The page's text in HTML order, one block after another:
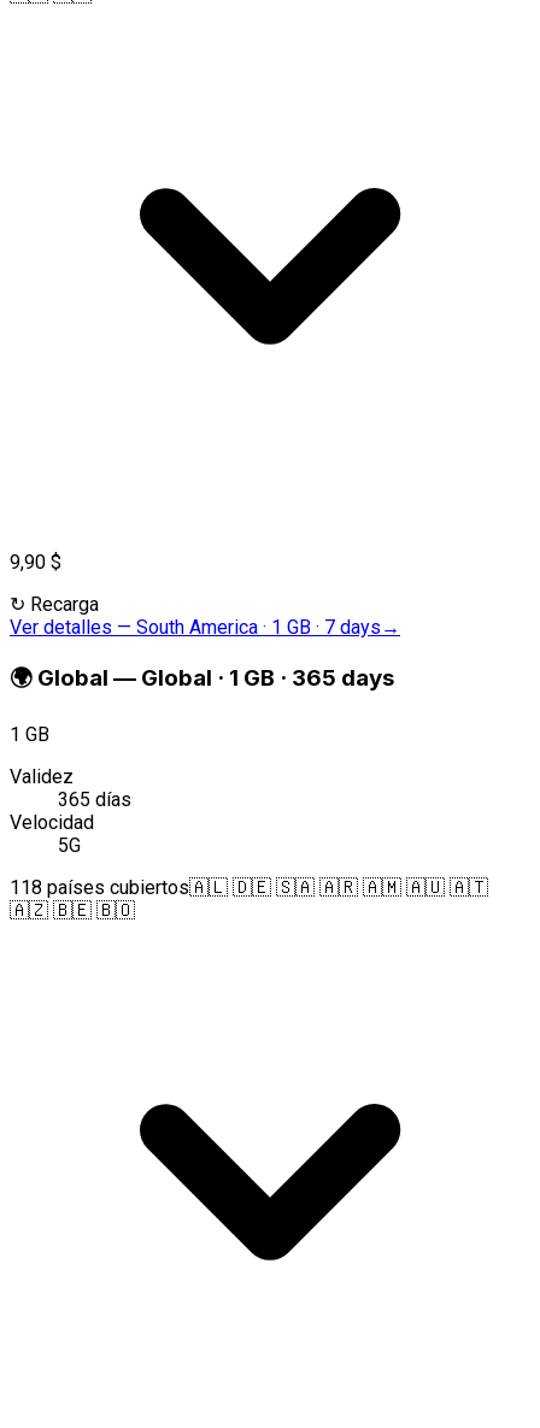
9,90 $
↻ Recarga
Ver detalles — South America · 1 GB · 7 days →
🌍 Global — Global · 1 GB · 365 days
1 GB
Validez
365 días
Velocidad
5G
118 países cubiertos🇦🇱 🇩🇪 🇸🇦 🇦🇷 🇦🇲 🇦🇺 🇦🇹
🇦🇿 🇧🇪 🇧🇴